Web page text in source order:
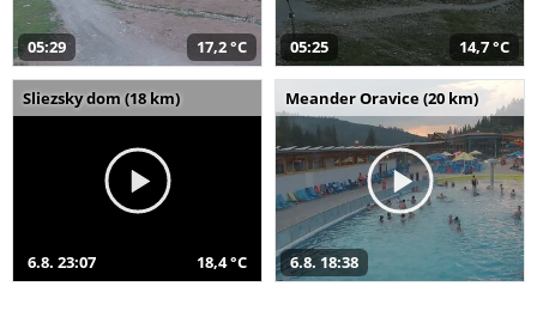
05:29 17,2 °C 05:25 14,7 °C
Sliezsky dom (18 km)
6.8. 23:07 18,4 °C
Meander Oravice (20 km)
6.8. 18:38